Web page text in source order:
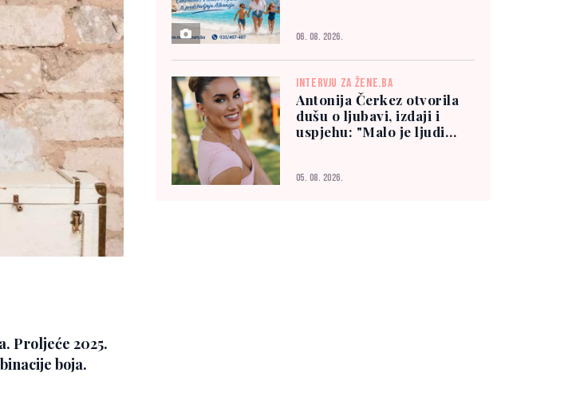
Proljeće 2025.
boja.
06. 08. 2026.
INTERVJU ZA ŽENE.BA
Antonija Čerkez otvorila
dušu o ljubavi, izdaji i
uspjehu: "Malo je ljudi
05. 08. 2026.